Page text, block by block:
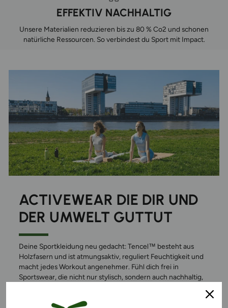
EFFEKTIV NACHHALTIG
Unsere Materialien reduzieren bis zu 80 % Co2 und schonen
natürliche Ressourcen. So verbindest du Sport mit Impact.
ACTIVEWEAR DIE DIR UND
DER UMWELT GUTTUT
Deine Sportkleidung neu gedacht: Tencel™ besteht aus
Holzfasern und ist atmungsaktiv, reguliert Feuchtigkeit und
macht jedes Workout angenehmer. Fühl dich frei in
Sportswear, die nicht nur stylisch, sondern auch nachhaltig,